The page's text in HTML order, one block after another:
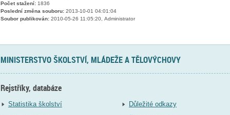
Počet stažení:1836
Poslední změna souboru:2013-10-01 04:01:04
Soubor publikován:2010-05-26 11:05:20, Administrator
MINISTERSTVO ŠKOLSTVÍ, MLÁDEŽE A TĚLOVÝCHOVY
Rejstříky, databáze
Statistika školství
Důležité odkazy